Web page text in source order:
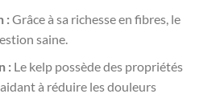
:Grâce à sa richesse en fibres, le
saine.
:Le kelp possède des propriétés
à réduire les douleurs